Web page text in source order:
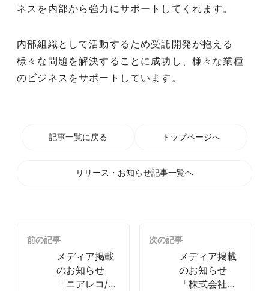
ネスを内部から強力にサポートしてくれます。
内部組織として活動するため受託開発が抱える
様々な問題を解決することに成功し、様々な業種
のビジネスをサポートしています。
記事一覧に戻る トップページへ
リリース・お知らせ記事一覧へ
前の記事
メディア掲載
のお知らせ
「ニアレコ/
次の記事
メディア掲載
のお知らせ
「株式会社ア